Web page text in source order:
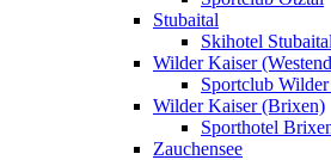
Stubaital
Skihotel Stubaital
Wilder Kaiser
Sportclub
Wilder Kaiser (Brixen)
Sporthotel
Zauchensee